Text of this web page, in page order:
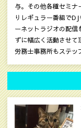
与。その他各種セミ
りレギュラー番組で
ーネットラジオの配信
ずに幅広く活動させ
労務士事務所もステッ